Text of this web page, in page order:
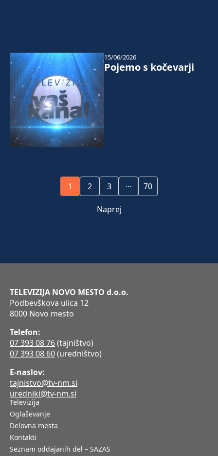
Pojemo s kočevarji
15/06/2026
1 2 3 … 70
Naprej
TELEVIZIJA NOVO MESTO d.o.o.
Podbevškova ulica 12
8000 Novo mesto
Telefon:
07 393 08 76(tajništvo)
07 393 08 60(uredništvo)
E-naslov:
tajnistvo@tv-nm.si
uredniki@tv-nm.si
Televizija
Oglaševanje
Delovna mesta
Kontakti
Seznam oddajanih del – SAZAS